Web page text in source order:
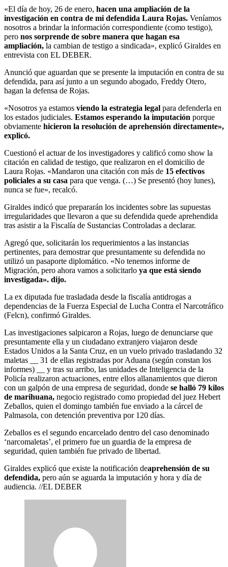
«El día de hoy, 26 de enero, hacen una ampliación de la
investigación en contra de mi defendida Laura Rojas. Veníamos
nosotros a brindar la información correspondiente (como testigo),
pero nos sorprende de sobre manera que hagan esa
ampliación, la cambian de testigo a sindicada», explicó Giraldes en
entrevista con EL DEBER.
Anunció que aguardan que se presente la imputación en contra de su
defendida, para así junto a un segundo abogado, Freddy Otero,
hagan la defensa de Rojas.
«Nosotros ya estamos viendo la estrategia legal para defenderla en
los estados judiciales. Estamos esperando la imputación porque
obviamente hicieron la resolución de aprehensión directamente»,
explicó.
Cuestionó el actuar de los investigadores y calificó como show la
citación en calidad de testigo, que realizaron en el domicilio de
Laura Rojas. «Mandaron una citación con más de 15 efectivos
policiales a su casa para que venga. (…) Se presentó (hoy lunes),
nunca se fue», recalcó.
Giraldes indicó que prepararán los incidentes sobre las supuestas
irregularidades que llevaron a que su defendida quede aprehendida
tras asistir a la Fiscalía de Sustancias Controladas a declarar.
Agregó que, solicitarán los requerimientos a las instancias
pertinentes, para demostrar que presuntamente su defendida no
utilizó un pasaporte diplomático. «No tenemos informe de
Migración, pero ahora vamos a solicitarlo ya que está siendo
investigada». dijo.
La ex diputada fue trasladada desde la fiscalía antidrogas a
dependencias de la Fuerza Especial de Lucha Contra el Narcotráfico
(Felcn), confirmó Giraldes.
Las investigaciones salpicaron a Rojas, luego de denunciarse que
presuntamente ella y un ciudadano extranjero viajaron desde
Estados Unidos a la Santa Cruz, en un vuelo privado trasladando 32
maletas __ 31 de ellas registradas por Aduana (según constan los
informes) __ y tras su arribo, las unidades de Inteligencia de la
Policía realizaron actuaciones, entre ellos allanamientos que dieron
con un galpón de una empresa de seguridad, donde se halló 79 kilos
de marihuana, negocio registrado como propiedad del juez Hebert
Zeballos, quien el domingo también fue enviado a la cárcel de
Palmasola, con detención preventiva por 120 días.
Zeballos es el segundo encarcelado dentro del caso denominado
‘narcomaletas’, el primero fue un guardia de la empresa de
seguridad, quien también fue privado de libertad.
Giraldes explicó que existe la notificación deaprehensión de su
defendida, pero aún se aguarda la imputación y hora y día de
audiencia. //EL DEBER